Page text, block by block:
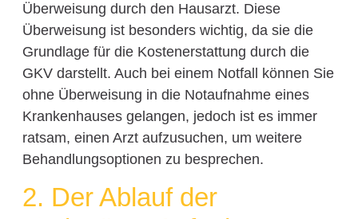
Überweisung durch den Hausarzt. Diese
Überweisung ist besonders wichtig, da sie die
Grundlage für die Kostenerstattung durch die
GKV darstellt. Auch bei einem Notfall können Sie
ohne Überweisung in die Notaufnahme eines
Krankenhauses gelangen, jedoch ist es immer
ratsam, einen Arzt aufzusuchen, um weitere
Behandlungsoptionen zu besprechen.
2. Der Ablauf der